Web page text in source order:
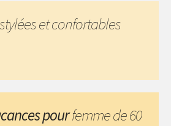
et confortables
pourfemme de 60